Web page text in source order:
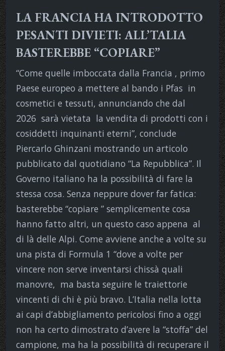
LA FRANCIA HA INTRODOTTO
PESANTI DIVIETI: ALL’TALIA
BASTEREBBE “COPIARE”
“Come quelle imboccata dalla Francia , primo
Paese europeo a mettere al bando i Pfas in
cosmetici e tessuti, annunciando che dal
2026 sarà vietata la vendita di prodotti con i
cosiddetti inquinanti eterni”, conclude
Piercarlo Ghinzani mostrando un articolo
pubblicato dal quotidiano “La Repubblica”. Il
Governo italiano ha la possibilità di fare la
stessa cosa. Senza neppure dover far fatica:
basterebbe “copiare ” semplicemente cosa
hanno fatto altri, un questo caso appena al
di là delle Alpi. Come avviene anche a volte su
una pista di Formula 1 “dove a volte per
vincere non serve inventarsi chissà quali
manovre, ma basta seguire le traiettorie
vincenti di chi è più bravo. L’Italia nella lotta
ai capi d’abbigliamento pericolosi fino a oggi
non ha certo dimostrato d’avere la “stoffa” del
campione, ma ha la possibilità di recuperare il